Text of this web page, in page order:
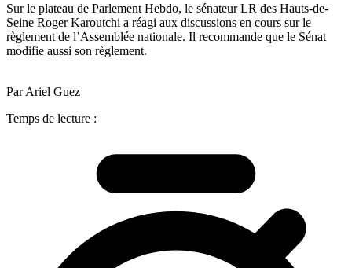
Sur le plateau de Parlement Hebdo, le sénateur LR des Hauts-de-
Seine Roger Karoutchi a réagi aux discussions en cours sur le
règlement de l’Assemblée nationale. Il recommande que le Sénat
modifie aussi son règlement.
Par Ariel Guez
Temps de lecture :